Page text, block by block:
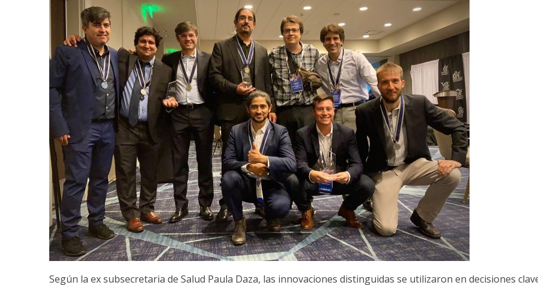
Según la ex subsecretaria de Salud Paula Daza, las innovaciones distinguidas se utilizaron en decisiones